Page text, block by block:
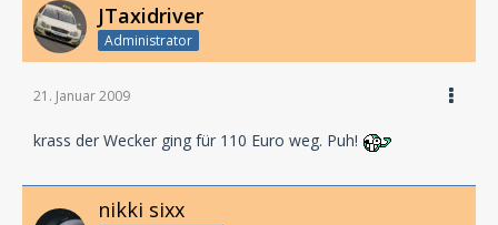
JTaxidriver
Administrator
21. Januar 2009
krass der Wecker ging für 110 Euro weg. Puh!
nikki sixx